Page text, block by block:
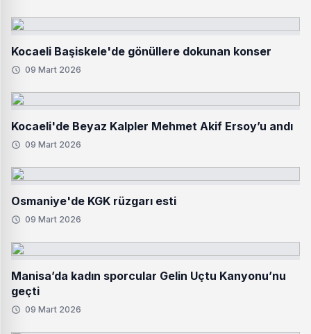
Kocaeli Başiskele'de gönüllere dokunan konser
09 Mart 2026
Kocaeli'de Beyaz Kalpler Mehmet Akif Ersoy’u andı
09 Mart 2026
Osmaniye'de KGK rüzgarı esti
09 Mart 2026
Manisa’da kadın sporcular Gelin Uçtu Kanyonu’nu
geçti
09 Mart 2026